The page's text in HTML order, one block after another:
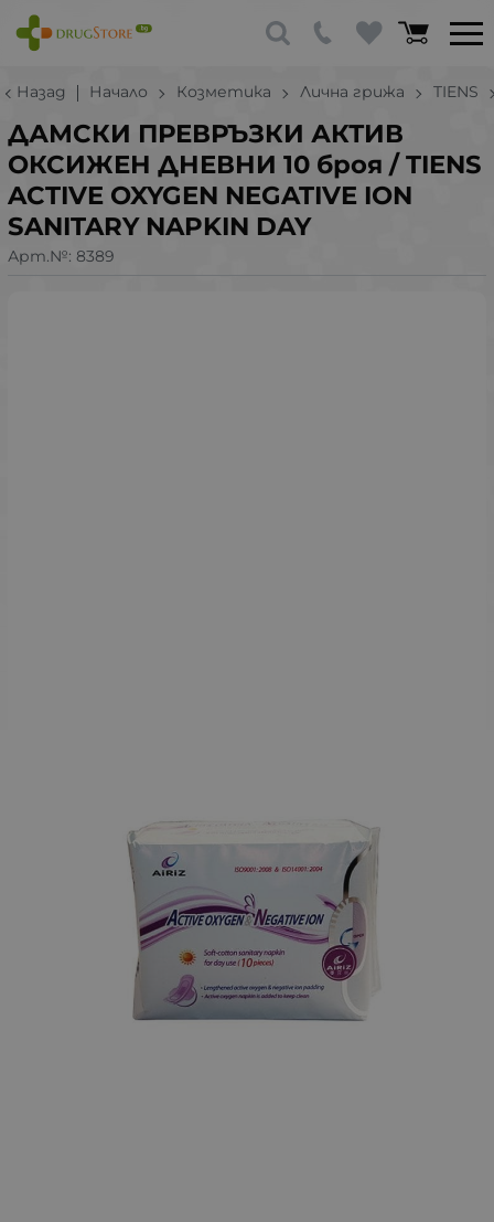
Назад Начало Козметика Лична грижа TIENS
ДАМСКИ ПРЕВРЪЗКИ АКТИВ
ОКСИЖЕН ДНЕВНИ 10 броя / TIENS
ACTIVE OXYGEN NEGATIVE ION
SANITARY NAPKIN DAY
Арт.№: 8389